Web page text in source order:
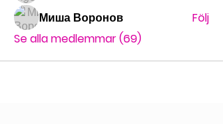
Миша Воронов
Följ
Se alla medlemmar (69)